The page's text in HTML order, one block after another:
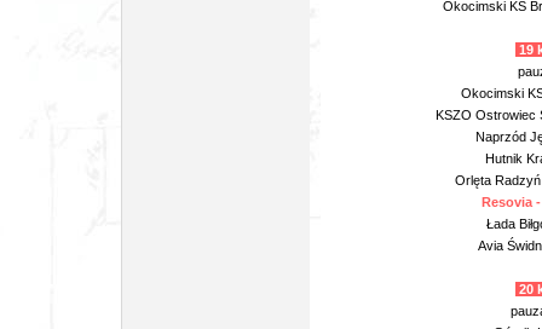
Okocimski KS
19
Okocimski
KSZO Ostrowiec
Naprzód
Hutnik
Orlęta
Resovia
Łada
Avia
20